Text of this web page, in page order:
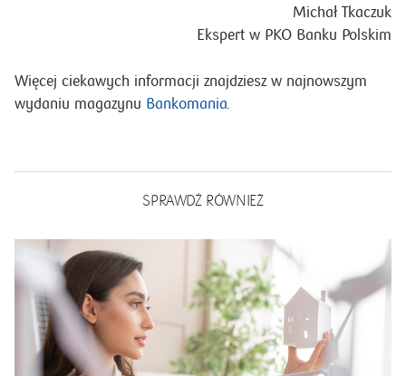
Michał Tkaczuk
Ekspert w PKO Banku Polskim
Więcej ciekawych informacji znajdziesz w najnowszym
wydaniu magazynu Bankomania.
SPRAWDŹ RÓWNIEŻ